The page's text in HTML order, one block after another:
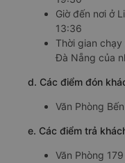
Giờ đến nơi ở
13:36
Thời gian
Đà Nẵng của
d. Các điểm đón
Văn Phòng
e. Các điểm trả
Văn Phòng